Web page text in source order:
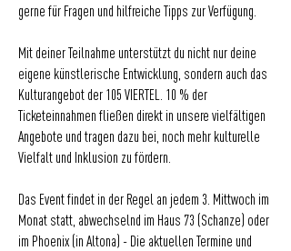
gerne für Fragen und hilfreiche Tipps zur Verfügung.
Mit deiner Teilnahme unterstützt du nicht nur deine
eigene künstlerische Entwicklung, sondern auch das
Kulturangebot der 105 VIERTEL. 10 % der
Ticketeinnahmen fließen direkt in unsere vielfältigen
Angebote und tragen dazu bei, noch mehr kulturelle
Vielfalt und Inklusion zu fördern.
Das Event findet in der Regel an jedem 3. Mittwoch im
Monat statt, abwechselnd im Haus 73 (Schanze) oder
im Phoenix (in Altona) - Die aktuellen Termine und